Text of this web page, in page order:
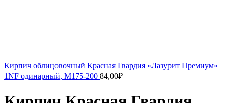
Кирпич облицовочный Красная Гвардия «Лазурит Премиум»
1NF одинарный, М175-200 84,00₽